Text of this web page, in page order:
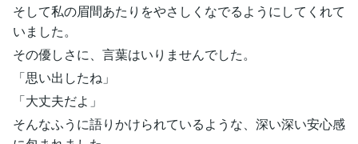
そして私の眉間あたりをやさしくなでるようにしてくれて
いました。
その優しさに、言葉はいりませんでした。
「思い出したね」
「大丈夫だよ」
そんなふうに語りかけられているような、深い深い安心感